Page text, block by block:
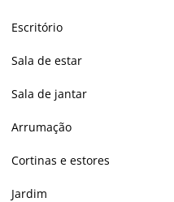
Escritório
Sala de estar
Sala de jantar
Arrumação
Cortinas e estores
Jardim